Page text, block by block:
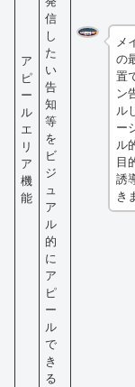
ア
ピ
ー
ル
エ
リ
ア
機
能
信
し
た
い
告
知
等
を
ビ
ジ
ュ
ア
ル
的
に
ア
ピ
ー
ル
で
き
る
メ
の
置
ン
ル
ー
ル
目
誘
き